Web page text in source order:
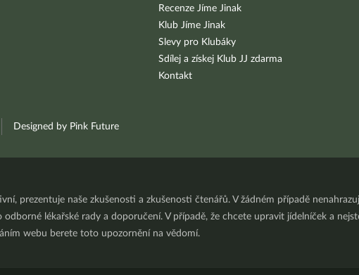
Recenze Jíme Jinak
Klub Jíme Jinak
Slevy pro Klubáky
Sdílej a získej Klub JJ zdarma
Kontakt
Designed by Pink Future
prezentuje naše zkušenosti a zkušenosti čtenářů. V žádném případě
lékařské rady a doporučení. V případě, že chcete upravit jídelníček a
webu berete toto upozornění na vědomí.